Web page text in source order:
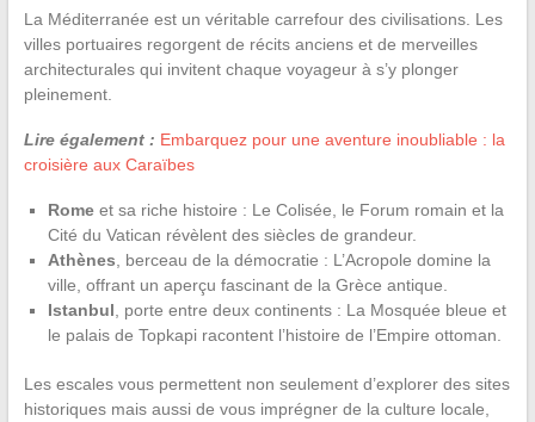
La Méditerranée est un véritable carrefour des civilisations. Les
villes portuaires regorgent de récits anciens et de merveilles
architecturales qui invitent chaque voyageur à s’y plonger
pleinement.
Lire également : Embarquez pour une aventure inoubliable : la
croisière aux Caraïbes
Romeet sa riche histoire : Le Colisée, le Forum romain et la
Cité du Vatican révèlent des siècles de grandeur.
Athènes , berceau de la démocratie : L’Acropole domine la
ville, offrant un aperçu fascinant de la Grèce antique.
Istanbul , porte entre deux continents : La Mosquée bleue et
le palais de Topkapi racontent l’histoire de l’Empire ottoman.
Les escales vous permettent non seulement d’explorer des sites
historiques mais aussi de vous imprégner de la culture locale,